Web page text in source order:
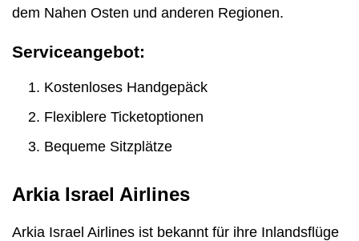
dem Nahen Osten und anderen Regionen.
Serviceangebot:
Kostenloses Handgepäck
Flexiblere Ticketoptionen
Bequeme Sitzplätze
Arkia Israel Airlines
Arkia Israel Airlines ist bekannt für ihre Inlandsflüge